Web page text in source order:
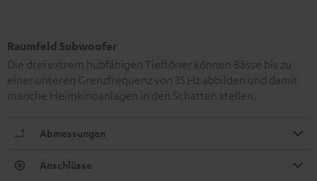
Raumfeld Subwoofer
Die drei extrem hubfähigen Tieftöner können Bässe bis zu
einer unteren Grenzfrequenz von 35 Hz abbilden und damit
manche Heimkinoanlagen in den Schatten stellen.
Abmessungen
Anschlüsse